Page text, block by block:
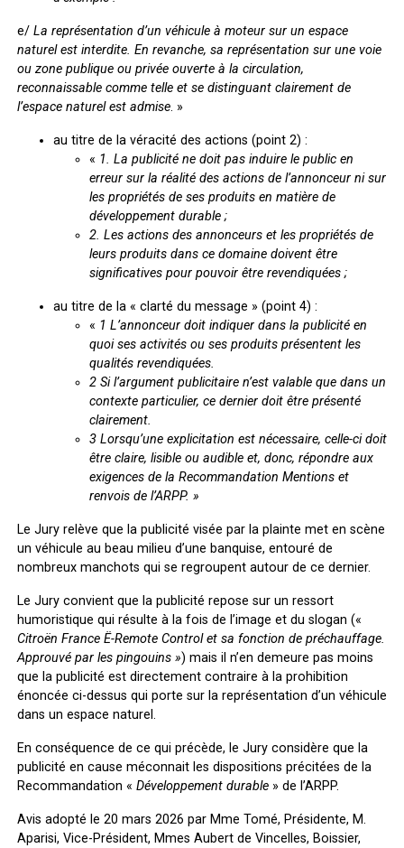
e/ La représentation d’un véhicule à moteur sur un espace
naturel est interdite. En revanche, sa représentation sur une voie
ou zone publique ou privée ouverte à la circulation,
reconnaissable comme telle et se distinguant clairement de
l’espace naturel est admise. »
au titre de la véracité des actions (point 2) :
« 1. La publicité ne doit pas induire le public en
erreur sur la réalité des actions de l’annonceur ni sur
les propriétés de ses produits en matière de
développement durable ;
2. Les actions des annonceurs et les propriétés de
leurs produits dans ce domaine doivent être
significatives pour pouvoir être revendiquées ;
au titre de la « clarté du message » (point 4) :
« 1 L’annonceur doit indiquer dans la publicité en
quoi ses activités ou ses produits présentent les
qualités revendiquées.
2Si l’argument publicitaire n’est valable que dans un
contexte particulier, ce dernier doit être présenté
clairement.
3Lorsqu’une explicitation est nécessaire, celle-ci doit
être claire, lisible ou audible et, donc, répondre aux
exigences de la Recommandation Mentions et
renvois de l’ARPP. »
Le Jury relève que la publicité visée par la plainte met en scène
un véhicule au beau milieu d’une banquise, entouré de
nombreux manchots qui se regroupent autour de ce dernier.
Le Jury convient que la publicité repose sur un ressort
humoristique qui résulte à la fois de l’image et du slogan («
Citroën France Ë-Remote Control et sa fonction de préchauffage.
Approuvé par les pingouins ») mais il n’en demeure pas moins
que la publicité est directement contraire à la prohibition
énoncée ci-dessus qui porte sur la représentation d’un véhicule
dans un espace naturel.
En conséquence de ce qui précède, le Jury considère que la
publicité en cause méconnait les dispositions précitées de la
Recommandation « Développement durable» de l’ARPP.
Avis adopté le 20 mars 2026 par Mme Tomé, Présidente, M.
Aparisi, Vice-Président, Mmes Aubert de Vincelles, Boissier,